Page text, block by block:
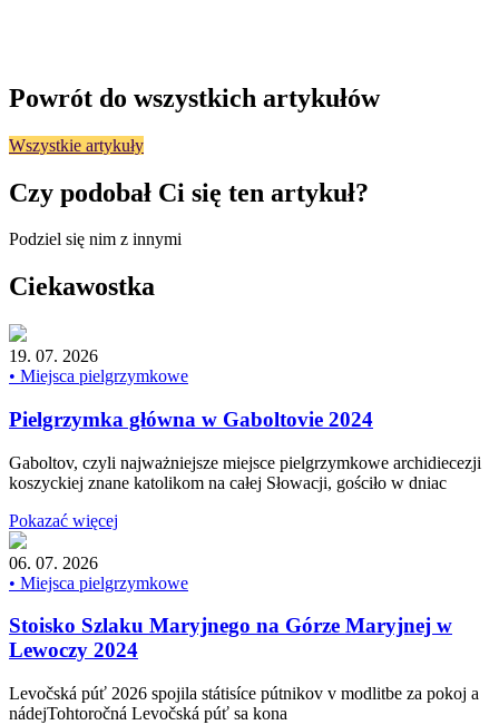
Powrót do wszystkich artykułów
Wszystkie artykuły
Czy podobał Ci się ten artykuł?
Podziel się nim z innymi
Ciekawostka
19. 07. 2026
• Miejsca pielgrzymkowe
Pielgrzymka główna w Gaboltovie 2024
Gaboltov, czyli najważniejsze miejsce pielgrzymkowe archidiecezji
koszyckiej znane katolikom na całej Słowacji, gościło w dniac
Pokazać więcej
06. 07. 2026
• Miejsca pielgrzymkowe
Stoisko Szlaku Maryjnego na Górze Maryjnej w
Lewoczy 2024
Levočská púť 2026 spojila státisíce pútnikov v modlitbe za pokoj a
nádejTohtoročná Levočská púť sa kona